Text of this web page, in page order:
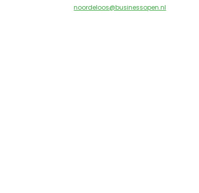
noordeloos@businessopen.nl